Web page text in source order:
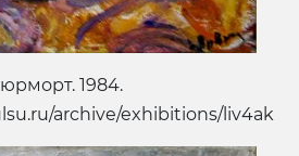
1984.
archive/exhibitions/liv4ak